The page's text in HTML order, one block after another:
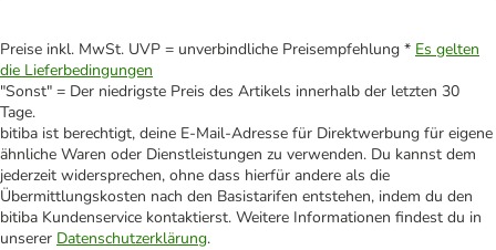
Preise inkl. MwSt. UVP = unverbindliche Preisempfehlung * Es gelten
die Lieferbedingungen
"Sonst" = Der niedrigste Preis des Artikels innerhalb der letzten 30
Tage.
bitiba ist berechtigt, deine E-Mail-Adresse für Direktwerbung für eigene
ähnliche Waren oder Dienstleistungen zu verwenden. Du kannst dem
jederzeit widersprechen, ohne dass hierfür andere als die
Übermittlungskosten nach den Basistarifen entstehen, indem du den
bitiba Kundenservice kontaktierst. Weitere Informationen findest du in
unserer Datenschutzerklärung.